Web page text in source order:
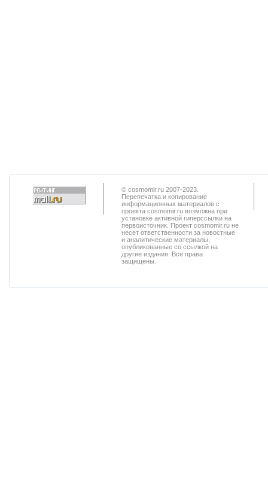
© cosmomir.ru 2007-2023.
Перепечатка и копирование
информационных материалов с
проекта cosmomir.ru возможна при
установке активной гиперссылки на
первоисточник. Проект cosmomir.ru не
несет ответственности за новостные
и аналитические материалы,
опубликованные со ссылкой на
другие издания. Все права
защищены.